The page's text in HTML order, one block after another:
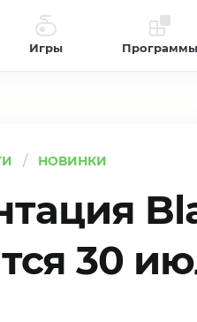
Игры Программы
НОВИНКИ
30